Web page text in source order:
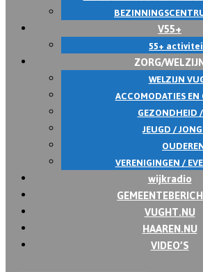
V55+
55+
ZORG/
WELZIJN
ACCOMODATIES EN
GEZONDHEID
JEUGD /
VERENIGINGEN /
wijkradio
VUGHT.NU
HAAREN.NU
VIDEO’S